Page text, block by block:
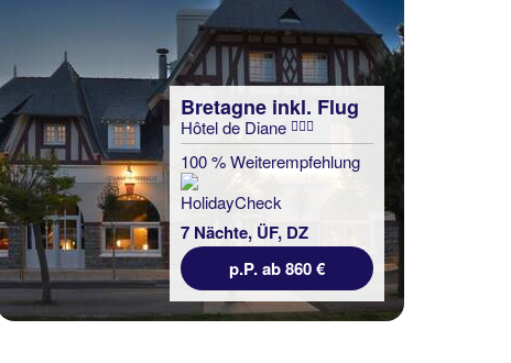
Bretagne inkl. Flug
Hôtel de Diane
100 % Weiterempfehlung
7 Nächte, ÜF, DZ
p.P. ab 860 €